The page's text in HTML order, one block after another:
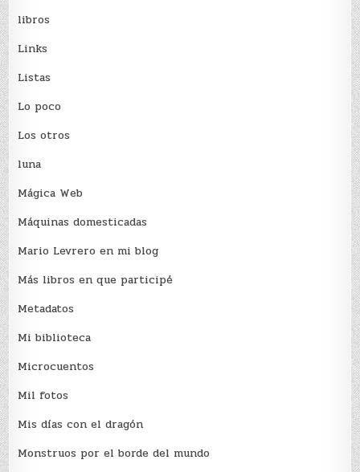
libros
Links
Listas
Lo poco
Los otros
luna
Mágica Web
Máquinas domesticadas
Mario Levrero en mi blog
Más libros en que participé
Metadatos
Mi biblioteca
Microcuentos
Mil fotos
Mis días con el dragón
Monstruos por el borde del mundo